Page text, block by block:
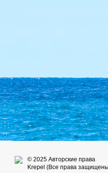
© 2025 Авторские права
Krepel (Все права